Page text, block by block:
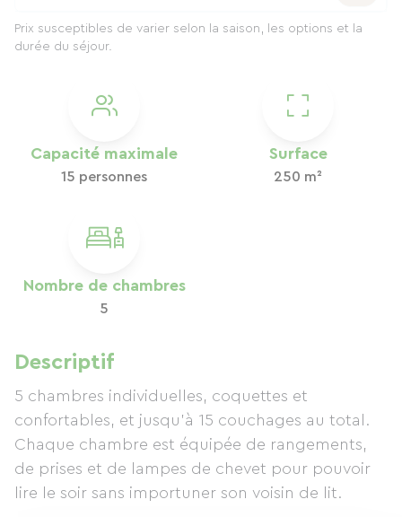
Capacité maximale
15 personnes
Surface
250 m²
Nombre de chambres
5
Descriptif
5 chambres individuelles, coquettes et
confortables, et jusqu’à 15 couchages au total.
Chaque chambre est équipée de rangements,
de prises et de lampes de chevet pour pouvoir
lire le soir sans importuner son voisin de lit.
Prix susceptibles de varier selon la saison, les options et la
durée du séjour.